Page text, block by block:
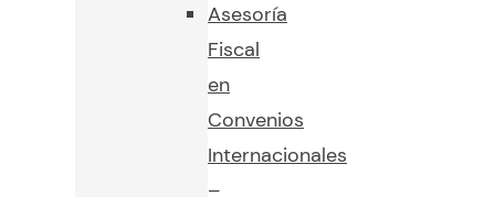
Asesoría
Fiscal
en
Convenios
Internacionales
–